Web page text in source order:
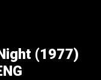
(1977)